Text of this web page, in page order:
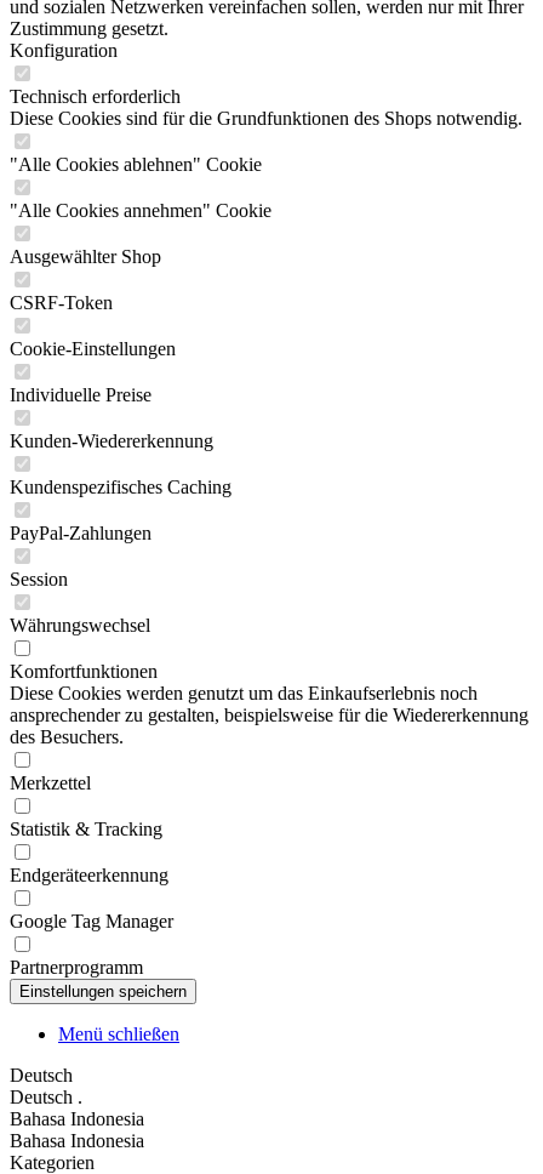
und sozialen Netzwerken vereinfachen sollen, werden nur mit Ihrer
Zustimmung gesetzt.
Konfiguration
Technisch erforderlich
Diese Cookies sind für die Grundfunktionen des Shops notwendig.
"Alle Cookies ablehnen" Cookie
"Alle Cookies annehmen" Cookie
Ausgewählter Shop
CSRF-Token
Cookie-Einstellungen
Individuelle Preise
Kunden-Wiedererkennung
Kundenspezifisches Caching
PayPal-Zahlungen
Session
Währungswechsel
Komfortfunktionen
Diese Cookies werden genutzt um das Einkaufserlebnis noch
ansprechender zu gestalten, beispielsweise für die Wiedererkennung
des Besuchers.
Merkzettel
Statistik & Tracking
Endgeräteerkennung
Google Tag Manager
Partnerprogramm
Menü schließen
Deutsch
Deutsch .
Bahasa Indonesia
Bahasa Indonesia
Kategorien